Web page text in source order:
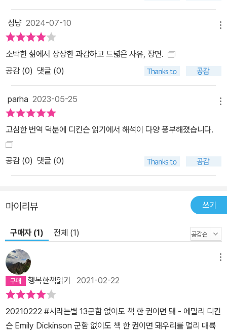
는 내 유품을 유언하고— 서명을 마쳤다 / 나의 어떤 부분을 / 지정할
수 있을까— 그런데 그때 / 거기 끼어든 파리 한 마리— // (후략)
(「나 죽을 때— 파리 한 마리 붕붕대는 소리 들렸는데—」 부분) 경계
로부터 자유로운 수많은 ‘나’들의 향연 역자는 에밀리 디킨슨 시의 서
술상 전반적인 특징 중 하나로 ‘1인칭 화자’를 꼽는다. 바로 ‘나’라는
이 자기 감정과 생각을 직접 토로하는, 우리에게 익숙한 스타일의 ‘서
정시’로 국한하기는 어렵다. 디킨슨의 시에서 ‘나’는 끊임없이 변화하
고 어디로든 옮겨가며 무엇이든 말할 수 있는 존재이기 때문이다. 단
다. 예를 들어, 어느 시에서는 별안간 ‘총’이 화자로 등장한다. 내 평생
인이 지나다— 알아보고는— / 날 챙겨 나갔다— // (중략) // 그리고
밤이면— 근사했던 우리의 하루를 마치고— / 나는 나의 주인의 머리
더 낫다— // (중략) // 비록 그보다 내가— 더 오래 살 수 있더라도 /
그가 더 오래 살아야 한다— 나보다— / 나는 죽일 힘만 있고— / 죽
을 힘은— 없으니까— (「내 평생 세워둔 — 장전된 총이었는데 —」
부분) 이 독특한 체험을 제공하는(독자 자신이 먼지 쌓여 있다가 드디
어 쓰이게 된 ‘총’이 된 것처럼 느껴지는) 시에 대해 역자는 “파괴의
힘을 지녔지만 주인/주체가 없다면 아무런 능력도 발휘 못하는 상상
력일 수도 있고, 힘과 능력은 있으나 자유 없이 복종하며 주인을 지키
성냥 2024-07-10
소박한 삶에서 상상한 과감하고 드넓은 사유, 장면.
공감 (0) 댓글 (0)
parha 2023-05-25
고심한 번역 덕분에 디킨슨 읽기에서 해석이 다양 풍부해졌습니다.
공감 (0) 댓글 (0)
마이리뷰 쓰기
구매자 (1) 전체 (1)
행복한책읽기 2021-02-22
20210222 #시라는별 13군함 없이도 책 한 권이면 돼 - 에밀리 디킨
슨 Emily Dickinson 군함 없이도 책 한 권이면 돼우리를 멀리 대륙